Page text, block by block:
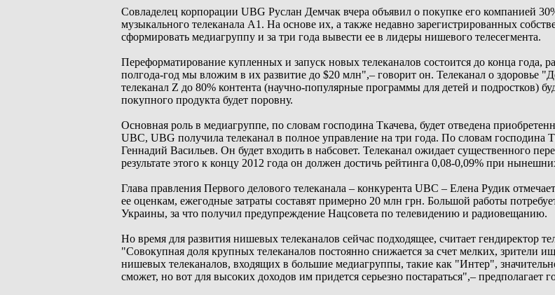
Совладелец корпорации UBG Руслан Демчак вчера объявил о покупке его компанией
музыкального телеканала А1. На основе их, а также недавно зарегистрированных
сформировать медиагруппу и за три года вывести ее в лидеры нишевого телесегмента.
Переформатирование купленных и запуск новых телеканалов состоится до конца
полгода-год мы вложим в их развитие до $20 млн",– говорит он. Телеканал о здоровье
телеканал Z до 80% контента (научно-популярные программы для детей и подростков)
покупного продукта будет поровну.
Основная роль в медиагруппе, по словам господина Ткачева, будет отведена
UBC, UBG получила телеканал в полное управление на три года. По словам господина
Геннадий Васильев. Он будет входить в набсовет. Телеканал ожидает существенного
результате этого к концу 2012 года он должен достичь рейтинга 0,08-0,09% при
Глава правления Первого делового телеканала – конкурента UBC – Елена Рудик
ее оценкам, ежегодные затраты составят примерно 20 млн грн. Большой работы
Украины, за что получил предупреждение Нацсовета по телевидению и радиовещанию.
Но время для развития нишевых телеканалов сейчас подходящее, считает
"Совокупная доля крупных телеканалов постоянно снижается за счет мелких,
нишевых телеканалов, входящих в большие медиагруппы, такие как "Интер",
сможет, но вот для высоких доходов им придется серьезно постараться",– предполагает